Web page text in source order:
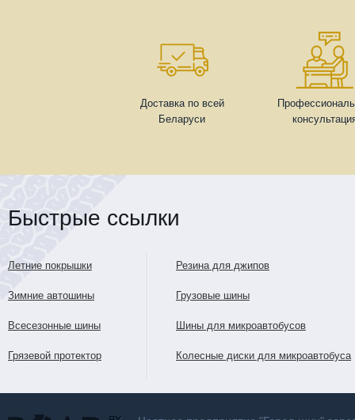
Доставка по всей
Беларуси
Быстрые ссылки
Летние покрышки
Зимние автошины
Всесезонные шины
Грязевой протектор
Резина для джипов
Грузовые шины
Шины для микроавтобусов
Колесные диски для микроавтобуса